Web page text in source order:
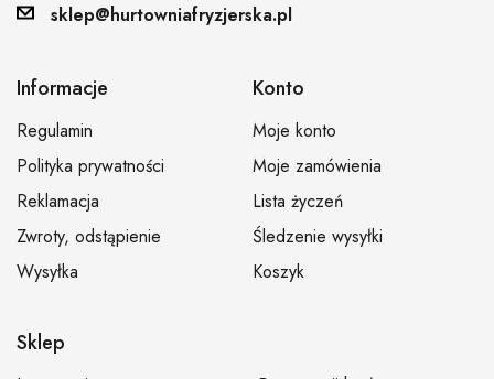
sklep@hurtowniafryzjerska.pl
Informacje
Regulamin
Polityka prywatności
Reklamacja
Zwroty, odstąpienie
Wysyłka
Konto
Moje konto
Moje zamówienia
Lista życzeń
Śledzenie wysyłki
Koszyk
Sklep